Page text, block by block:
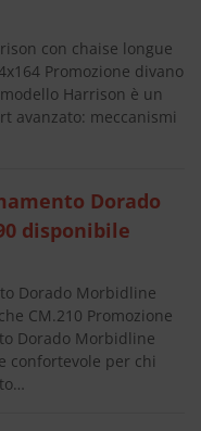
con chaise longue
Promozione divano
Harrison è un
avanzato: meccanismi
Dorado
disponibile
Dorado Morbidline
CM.210 Promozione
Dorado Morbidline
confortevole per chi